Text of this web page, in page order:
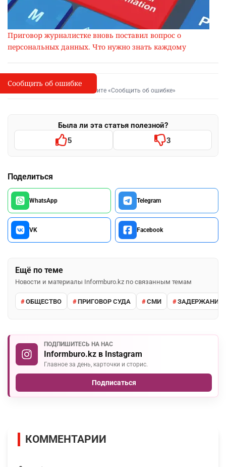
Приговор журналистке вновь поставил вопрос о
персональных данных. Что нужно знать каждому
I
Сообщить об опечатке
Выделите фрагмент и нажмите «Сообщить об ошибке»
Была ли эта статья полезной?
5 3
Поделиться
WhatsApp Telegram
VK Facebook
Ещё по теме
Новости и материалы Informburo.kz по связанным темам
ОБЩЕСТВО ПРИГОВОР СУДА СМИ ЗАДЕРЖАНИЕ
ПОДПИШИТЕСЬ НА НАС
Informburo.kz в Instagram
Главное за день, карточки и сторис.
Подписаться
Сообщить об ошибке
КОММЕНТАРИИ